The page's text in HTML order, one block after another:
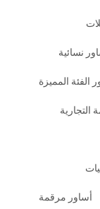
نسائية
الفئة المميزة
التجارية
أساور مرقمة